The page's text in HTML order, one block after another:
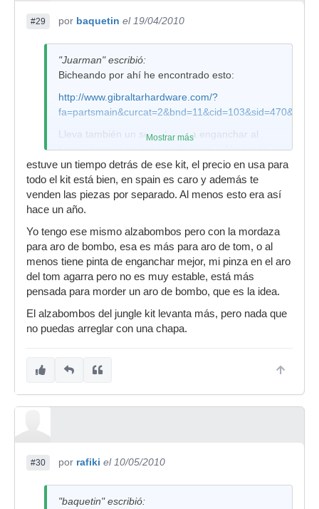
#29 por baquetin el 19/04/2010
"Juarman" escribió:
Bicheando por ahí he encontrado esto:
http://www.gibraltarhardware.com/?
Lleva también un soporte para enganchar al
base un tom y no tiene mala pinta. ¿Alguien lo
ha probado?
Saludos!
Mostrar más
estuve un tiempo detrás de ese kit, el precio en usa para
todo el kit está bien, en spain es caro y además te
venden las piezas por separado. Al menos esto era así
hace un año.
Yo tengo ese mismo alzabombos pero con la mordaza
para aro de bombo, esa es más para aro de tom, o al
menos tiene pinta de enganchar mejor, mi pinza en el aro
del tom agarra pero no es muy estable, está más
pensada para morder un aro de bombo, que es la idea.
El alzabombos del jungle kit levanta más, pero nada que
no puedas arreglar con una chapa.
#30 por rafiki el 10/05/2010
"baquetin" escribió: